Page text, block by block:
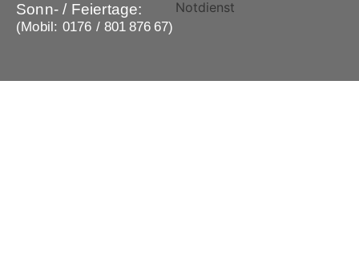
Sonn- / Feiertage:
(Mobil: 0176 / 801 876 67)